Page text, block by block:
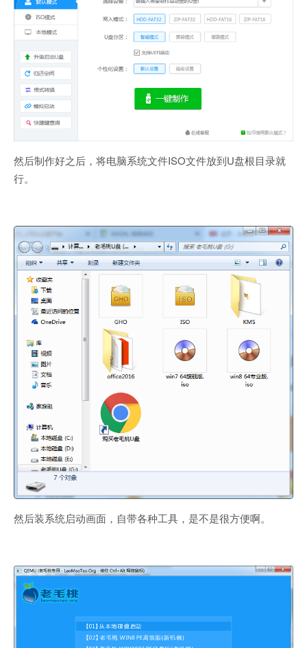
然后制作好之后，将电脑系统文件ISO文件放到U盘根目录就
行。
然后装系统启动画面，自带各种工具，是不是很方便啊。